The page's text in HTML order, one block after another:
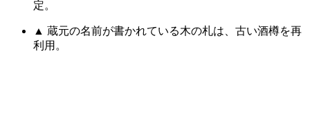
定。
▲ 蔵元の名前が書かれている木の札は、古い酒樽を再
利用。